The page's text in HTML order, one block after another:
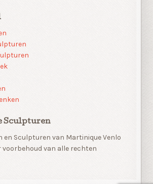
Sculpturen
en Sculpturen van Martinique Venlo
voorbehoud van alle rechten